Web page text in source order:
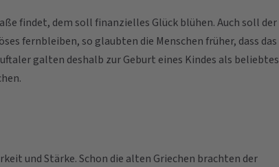
findet, dem soll finanzielles Glück blühen. Auch soll der
fernbleiben, so glaubten die Menschen früher, dass das
galten deshalb zur Geburt eines Kindes als beliebtes
und Stärke. Schon die alten Griechen brachten der